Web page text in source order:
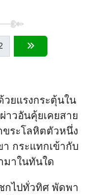
วยแรงกระตุ้นใน
าวอันคุ้ยเคยสาย
ระโลหิตตัวหนึ่ง
กระแทกเข้ากับ
มาในทันใด
กไปทั่วทิศ พัดพา